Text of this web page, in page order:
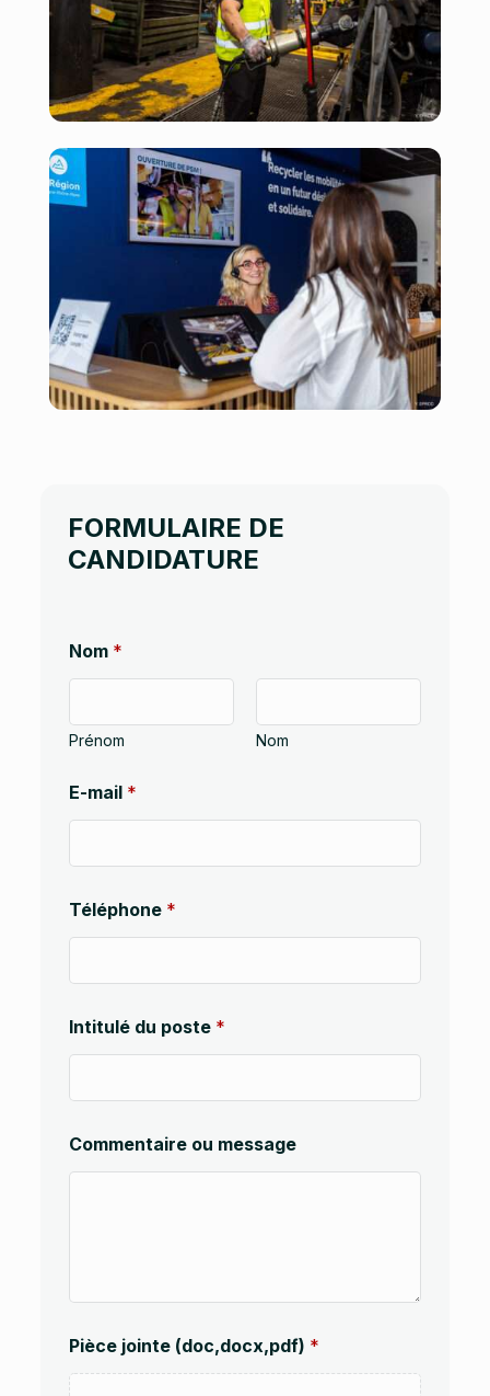
FORMULAIRE DE
CANDIDATURE
Nom *
Prénom Nom
E-mail *
Téléphone *
Intitulé du poste *
e
s
T
C
H
Commentaire ou message
Pièce jointe (doc,docx,pdf) *